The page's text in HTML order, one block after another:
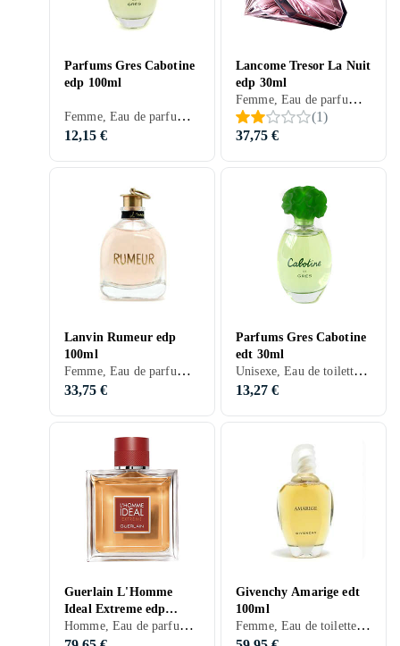
Parfums Gres Cabotine
edp 100ml
Femme, Eau de parfum, 100 ml, Cabotine, Musc, Bois de cèdre, Bois de santal, Fèves tonka, Mandarine, Poires, Violette, Lys, Freesia, Ros, Tabac, Bergamote, Coriandre, Vétiver, Jacinthe, Oeillet, Labdanum, Mandarine, Tubéreuse, Romarin, Myrrhe, Patchouli, Héliotrope, Gingembre, Safran, Cannelle, Groseilles, Cuir, Ylang Ylang, Jasmin, Vanille, Ambre gris, Cassis, Pêche, Prune, Framboise, Iris, Mousse de chêne
12,15 €
Lancome Tresor La Nuit
edp 30ml
Femme, Eau de parfum, 30 ml, Trésor, Mandarine, Poires, Ros, Orchidée, Café, Bergamote, Vétiver, Encens, Réglisse, Praliné, Mandarine, Fruit de la passion, Fleur de passion, Patchouli, Anis, Orchidée vanille, Cuir, Jasmin, Vanille, Ambre gris, Prune, Framboise, Fraise, Chocolat, Papyrus, Karamell, Lychee
(1)
37,75 €
Lanvin Rumeur edp
100ml
Femme, Eau de parfum, 100 ml, Musc, Apelsin, Ros, Fleur d'oranger, Muguet, Aldéhydes, Patchouli, Magnolia, Cuir, Lilas, Jasmin, Ambre gris, Prune
33,75 €
Parfums Gres Cabotine
edt 30ml
Unisexe, Eau de toilette, 30 ml, Cabotine, Musc, Bois de cèdre, Bois de santal, Fèves tonka, Mandarine, Poires, Violette, Lys, Freesia, Ros, Fleur d'oranger, Coriandre, Vétiver, Jacinthe, Oeillet, Mandarine, Tubéreuse, Patchouli, Héliotrope, Gingembre, Groseilles, Ylang Ylang, Jasmin, Vanille, Ambre gris, Cassis, Pêche, Prune, Iris
13,27 €
Guerlain L'Homme
Ideal Extreme edp
100ml
Homme, Eau de parfum, 100 ml, L'Homme Ideal, Tabac, Bergamote, Feuille de cèdre, Poivre, Patchouli, Héliotrope, Cannelle, Cuir, Prune, Amande
Givenchy Amarige edt
100ml
Femme, Eau de toilette, 100 ml, Amarige, Musc, Bois de cèdre, Bois de santal, Fèves tonka, Apelsin, Mandarine, Neroli, Poires, Lotus, Violette, Ros, Fleur d'oranger, Orchidée, Bois de rose, Bois, Gardénia, Oeillet, Mandarine, Tubéreuse, Groseilles, Ylang Ylang, Jasmin, Vanille, Ambre gris, Cassis, Pêche, Prune, Fruits rouges, Mimosa